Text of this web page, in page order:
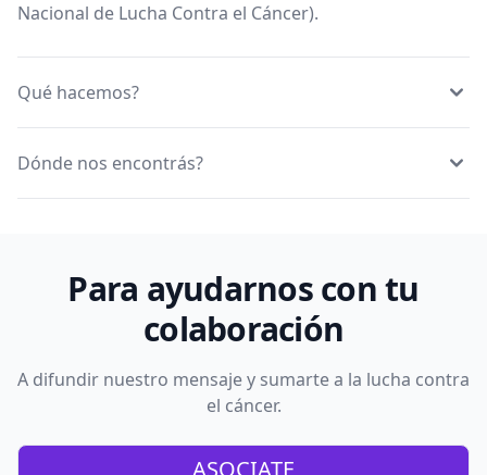
Nacional de Lucha Contra el Cáncer).
Qué hacemos?
Dónde nos encontrás?
Para ayudarnos con tu
colaboración
A difundir nuestro mensaje y sumarte a la lucha contra
el cáncer.
ASOCIATE